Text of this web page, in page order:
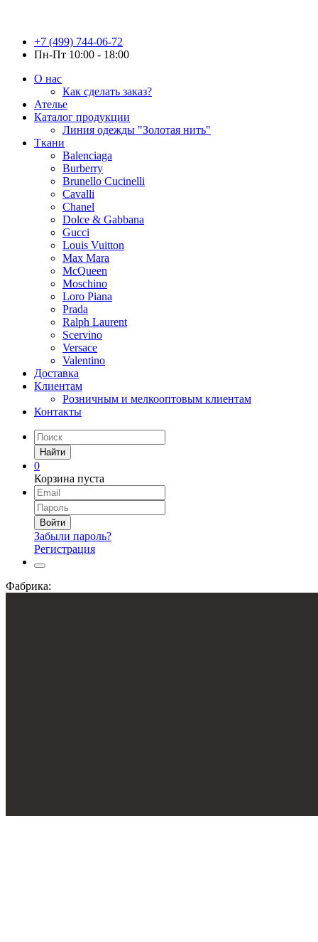
+7 (499) 744-06-72
Пн-Пт 10:00 - 18:00
О нас
Как сделать заказ?
Ателье
Каталог продукции
Линия одежды "Золотая нить"
Ткани
Balenciaga
Burberry
Brunello Cucinelli
Cavalli
Chanel
Dolce & Gabbana
Gucci
Louis Vuitton
Max Mara
McQueen
Moschino
Loro Piana
Prada
Ralph Laurent
Scervino
Versace
Valentino
Доставка
Клиентам
Розничным и мелкооптовым клиентам
Контакты
Найти
0
Корзина пуста
Войти
Забыли пароль?
Регистрация
Фабрика: